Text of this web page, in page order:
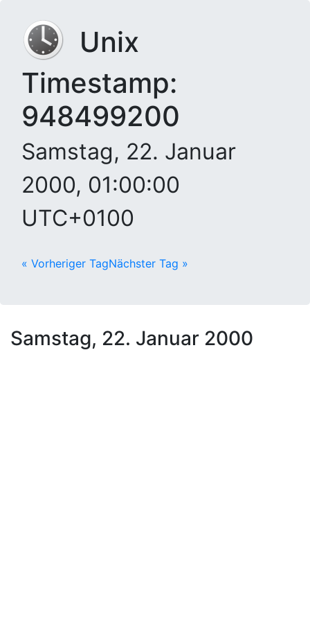
Unix
Timestamp:
948499200
Samstag, 22. Januar
2000, 01:00:00
UTC+0100
« Vorheriger TagNächster Tag »
Samstag, 22. Januar 2000